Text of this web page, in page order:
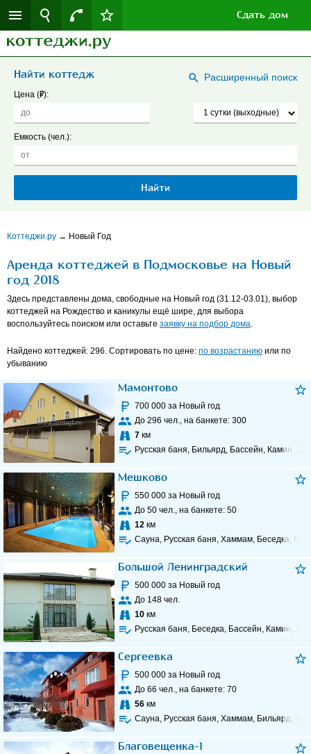
Сдать дом
Расширенный поиск
Найти коттедж
Цена (Р):
Емкость (чел.):
Коттеджи.ру → Новый Год
Аренда коттеджей в Подмосковье на Новый
год 2018
Здесь представлены дома, свободные на Новый год (31.12-03.01), выбор
коттеджей на Рождество и каникулы ещё шире, для выбора
воспользуйтесь поиском или оставьте заявку на подбор дома.
Найдено коттеджей: 296. Сортировать по цене: по возрастанию или по
убыванию
Мамонтово
700 000 за Новый год
До 296 чел., на банкете: 300
7 км
Русская баня, Бильярд, Бассейн, Камин,
Мешково
550 000 за Новый год
До 50 чел., на банкете: 50
12 км
Сауна, Русская баня, Хаммам, Беседка,
Большой Ленинградский
500 000 за Новый год
До 148 чел.
10 км
Русская баня, Беседка, Бассейн, Камин,
Сергеевка
500 000 за Новый год
До 66 чел., на банкете: 70
56 км
Сауна, Русская баня, Хаммам, Бильярд,
Благовещенка-1